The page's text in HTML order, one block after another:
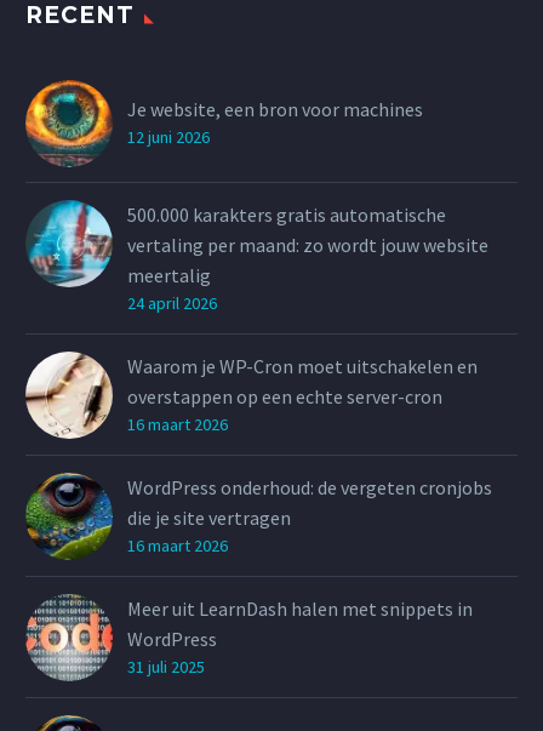
RECENT
Je website, een bron voor machines
12 juni 2026
500.000 karakters gratis automatische
vertaling per maand: zo wordt jouw website
meertalig
24 april 2026
Waarom je WP-Cron moet uitschakelen en
overstappen op een echte server-cron
16 maart 2026
WordPress onderhoud: de vergeten cronjobs
die je site vertragen
16 maart 2026
Meer uit LearnDash halen met snippets in
WordPress
31 juli 2025